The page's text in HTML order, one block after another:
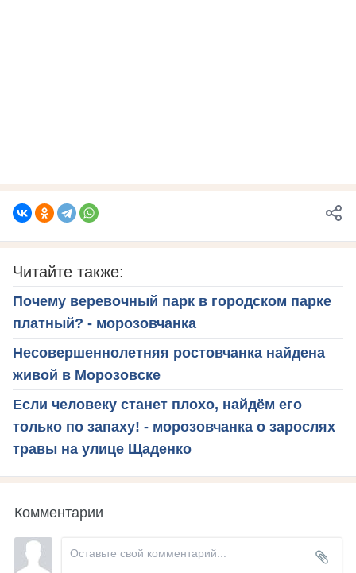
Читайте также:
Почему веревочный парк в городском парке
платный? - морозовчанка
Несовершеннолетняя ростовчанка найдена
живой в Морозовске
Если человеку станет плохо, найдём его
только по запаху! - морозовчанка о зарослях
травы на улице Щаденко
Комментарии